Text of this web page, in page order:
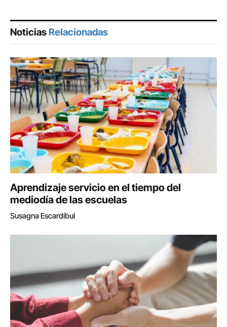
Noticias Relacionadas
Aprendizaje servicio en el tiempo del
mediodía de las escuelas
Susagna Escardíbul